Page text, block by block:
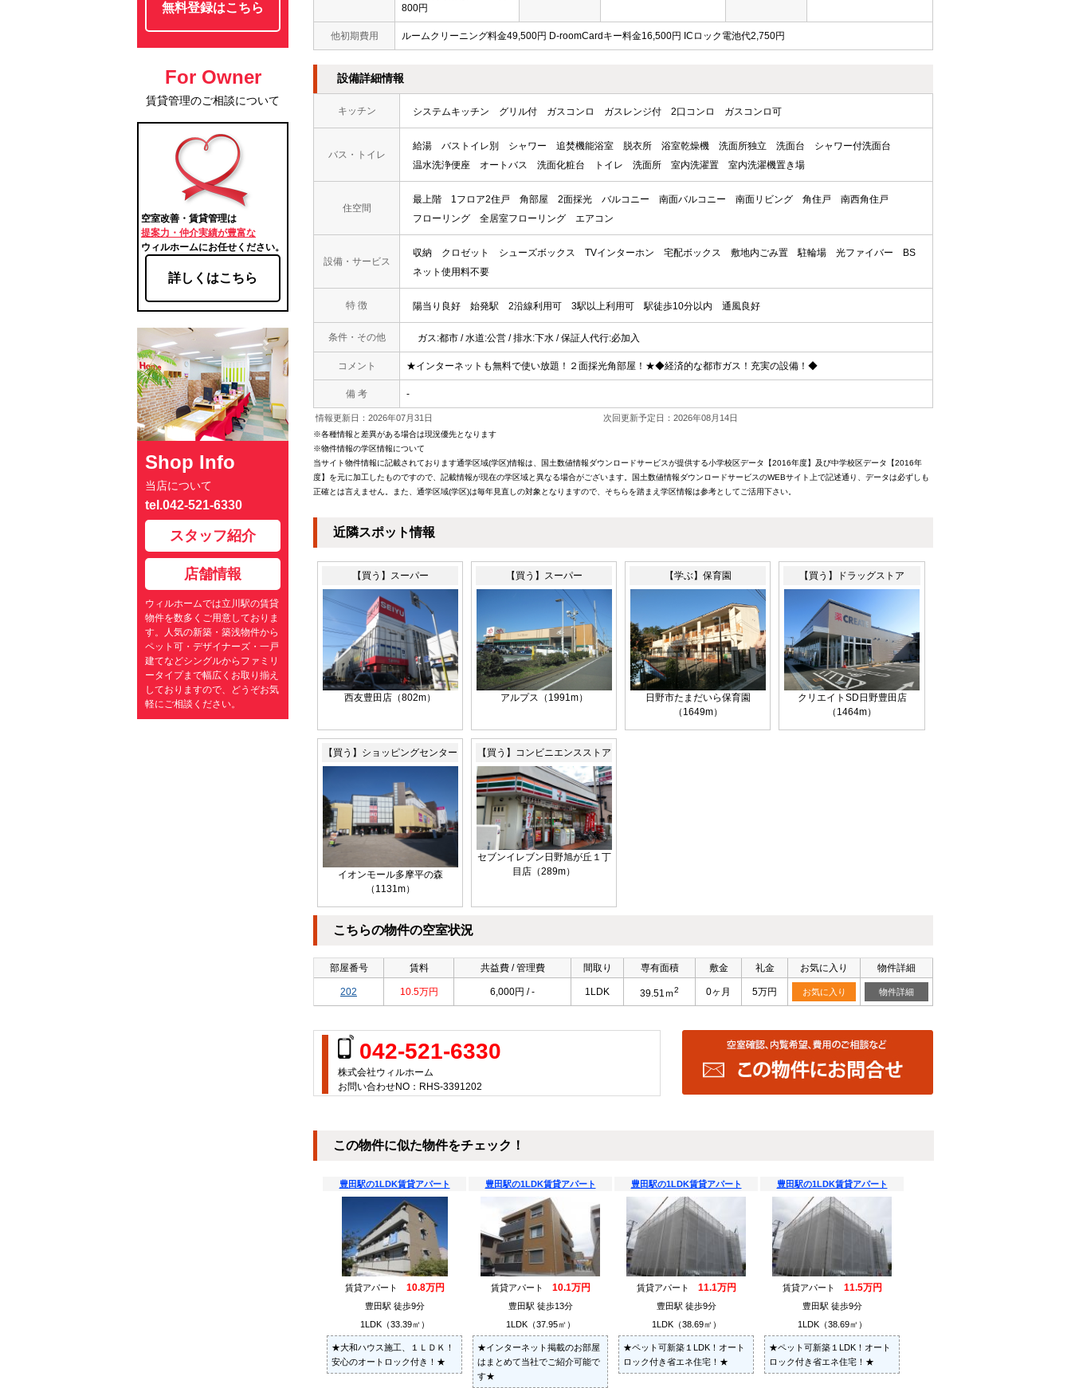
800円
他初期費用 ルームクリーニング料金49,500円 D-roomCardキー料金16,500円 ICロック電池代2,750円
設備詳細情報
キッチン システムキッチン グリル付 ガスコンロ ガスレンジ付 2口コンロ ガスコンロ可
バス・トイレ
給湯 バストイレ別 シャワー 追焚機能浴室 脱衣所 浴室乾燥機 洗面所独立 洗面台
シャワー付洗面台
温水洗浄便座
オートバス 洗面化粧台 トイレ 洗面所 室内洗濯置 室内洗濯機置き場
住空間
最上階 1フロア2住戸 角部屋 2面採光 バルコニー 南面バルコニー 南面リビング 角住戸
南西角住戸
フローリング
全居室フローリング エアコン
設備・サービス
収納 クロゼット シューズボックス TVインターホン 宅配ボックス 敷地内ごみ置 駐輪場 光ファイバー
BS
ネット使用料不要
特 徴 陽当り良好 始発駅 2沿線利用可 3駅以上利用可 駅徒歩10分以内 通風良好
条件・その他 ガス:都市 / 水道:公営 / 排水:下水 / 保証人代行:必加入
コメント ★インターネットも無料で使い放題！２面採光角部屋！★◆経済的な都市ガス！充実の設備！◆
備 考 -
情報更新日：2026年07月31日 次回更新予定日：2026年08月14日
※各種情報と差異がある場合は現況優先となります
※物件情報の学区情報について
当サイト物件情報に記載されております通学区域(学区)情報は、国土数値情報ダウンロードサービスが提供する小学校区データ【2016年度】及び中学校区データ【2016年
度】を元に加工したものですので、記載情報が現在の学区域と異なる場合がございます。国土数値情報ダウンロードサービスのWEBサイト上で記述通り、データは必ずしも
正確とは言えません。また、通学区域(学区)は毎年見直しの対象となりますので、そちらを踏まえ学区情報は参考としてご活用下さい。
近隣スポット情報
【買う】スーパー
西友豊田店（802m）
【買う】スーパー
アルプス（1991m）
【学ぶ】保育園
日野市たまだいら保育園
（1649m）
【買う】ドラッグストア
クリエイトSD日野豊田店
（1464m）
【買う】ショッピングセンター
イオンモール多摩平の森
（1131m）
【買う】コンビニエンスストア
セブンイレブン日野旭が丘１丁
目店（289m）
こちらの物件の空室状況
部屋番号 賃料 共益費 / 管理費 間取り 専有面積 敷金 礼金 お気に入り 物件詳細
202 10.5万円 6,000円 / - 1LDK 39.51ｍ2 0ヶ月 5万円 お気に入り 物件詳細
042-521-6330
株式会社ウィルホーム
お問い合わせNO：RHS-3391202
この物件に似た物件をチェック！
豊田駅の1LDK賃貸アパート
賃貸アパート 10.8万円
豊田駅 徒歩9分
1LDK（33.39㎡）
★大和ハウス施工、１ＬＤＫ！
安心のオートロック付き！★
豊田駅の1LDK賃貸アパート
賃貸アパート 10.1万円
豊田駅 徒歩13分
1LDK（37.95㎡）
★インターネット掲載のお部屋
はまとめて当社でご紹介可能で
す★
豊田駅の1LDK賃貸アパート
賃貸アパート 11.1万円
豊田駅 徒歩9分
1LDK（38.69㎡）
★ペット可新築１LDK！オート
ロック付き省エネ住宅！★
豊田駅の1LDK賃貸アパート
賃貸アパート 11.5万円
豊田駅 徒歩9分
1LDK（38.69㎡）
★ペット可新築１LDK！オート
ロック付き省エネ住宅！★
無料登録はこちら
For Owner
賃貸管理のご相談について
空室改善・賃貸管理は
提案力・仲介実績が豊富な
ウィルホームにお任せください。
詳しくはこちら
Shop Info
当店について
tel.042-521-6330
スタッフ紹介
店舗情報
ウィルホームでは立川駅の賃貸
物件を数多くご用意しておりま
す。人気の新築・築浅物件から
ペット可・デザイナーズ・一戸
建てなどシングルからファミリ
ータイプまで幅広くお取り揃え
しておりますので、どうぞお気
軽にご相談ください。